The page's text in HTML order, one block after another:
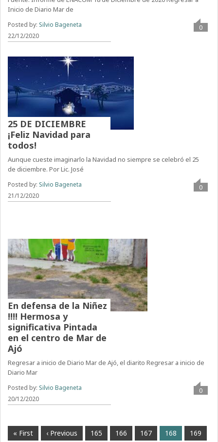
Inicio de Diario Mar de
Posted by: Silvio Bageneta
22/12/2020
0
25 DE DICIEMBRE
¡Feliz Navidad para
todos!
Aunque cueste imaginarlo la Navidad no siempre se celebró el 25
de diciembre. Por Lic. José
Posted by: Silvio Bageneta
21/12/2020
0
En defensa de la Niñez
!!!! Hermosa y
significativa Pintada
en el centro de Mar de
Ajó
Regresar a inicio de Diario Mar de Ajó, el diarito Regresar a inicio de
Diario Mar
Posted by: Silvio Bageneta
20/12/2020
0
« First ‹ Previous 165 166 167 168 169